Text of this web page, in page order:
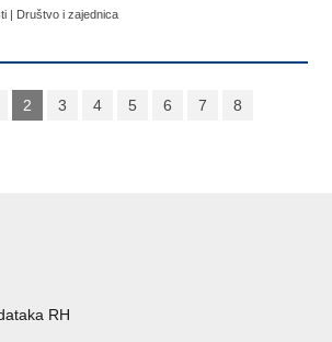
| Društvo i zajednica
2 3 4 5 6 7
8
RH